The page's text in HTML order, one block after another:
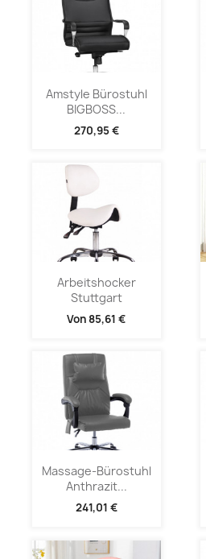
Amstyle Bürostuhl
BIGBOSS...
270,95 €
Arbeitshocker
Stuttgart
Von 85,61 €
Massage-Bürostuhl
Anthrazit...
241,01 €